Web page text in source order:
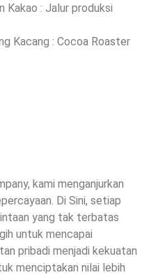
Kakao : Jalur produksi
Kacang : Cocoa Roaster
kami menganjurkan
Di Sini, setiap
yang tak terbatas
untuk mencapai
pribadi menjadi kekuatan
menciptakan nilai lebih